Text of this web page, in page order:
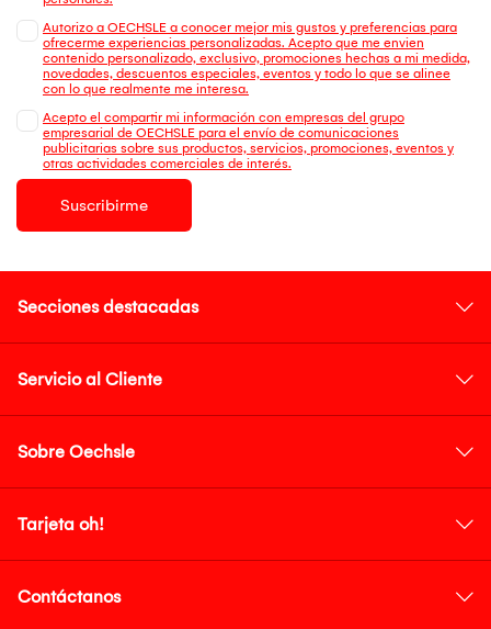
Autorizo a OECHSLE a conocer mejor mis gustos y preferencias para
ofrecerme experiencias personalizadas. Acepto que me envien
contenido personalizado, exclusivo, promociones hechas a mi medida,
novedades, descuentos especiales, eventos y todo lo que se alinee
con lo que realmente me interesa.
Acepto el compartir mi información con empresas del grupo
empresarial de OECHSLE para el envío de comunicaciones
publicitarias sobre sus productos, servicios, promociones, eventos y
otras actividades comerciales de interés.
Suscribirme
Secciones destacadas
Servicio al Cliente
Sobre Oechsle
Tarjeta oh!
Contáctanos